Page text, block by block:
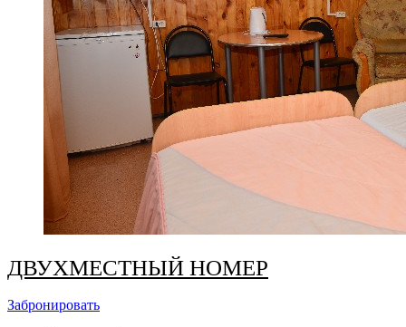
ДВУХМЕСТНЫЙ НОМЕР
Забронировать